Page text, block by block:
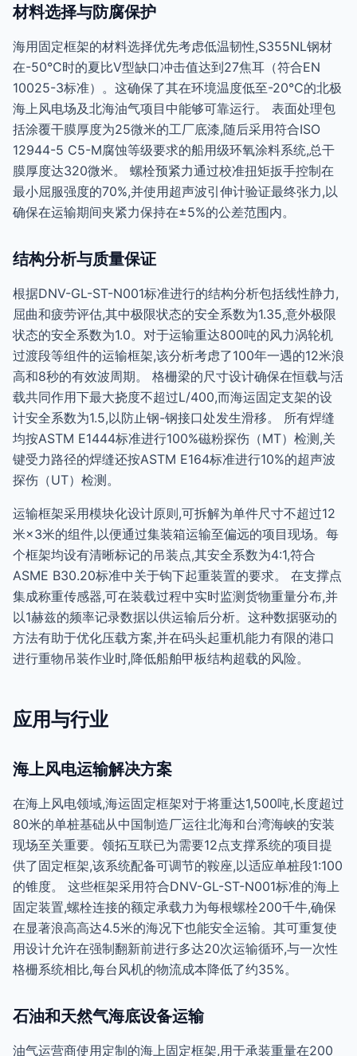
材料选择与防腐保护
海用固定框架的材料选择优先考虑低温韧性,S355NL钢材
在-50°C时的夏比V型缺口冲击值达到27焦耳（符合EN
10025-3标准）。这确保了其在环境温度低至-20°C的北极
海上风电场及北海油气项目中能够可靠运行。 表面处理包
括涂覆干膜厚度为25微米的工厂底漆,随后采用符合ISO
12944-5 C5-M腐蚀等级要求的船用级环氧涂料系统,总干
膜厚度达320微米。 螺栓预紧力通过校准扭矩扳手控制在
最小屈服强度的70%,并使用超声波引伸计验证最终张力,以
确保在运输期间夹紧力保持在±5%的公差范围内。
结构分析与质量保证
根据DNV-GL-ST-N001标准进行的结构分析包括线性静力,
屈曲和疲劳评估,其中极限状态的安全系数为1.35,意外极限
状态的安全系数为1.0。对于运输重达800吨的风力涡轮机
过渡段等组件的运输框架,该分析考虑了100年一遇的12米浪
高和8秒的有效波周期。 格栅梁的尺寸设计确保在恒载与活
载共同作用下最大挠度不超过L/400,而海运固定支架的设
计安全系数为1.5,以防止钢-钢接口处发生滑移。 所有焊缝
均按ASTM E1444标准进行100%磁粉探伤（MT）检测,关
键受力路径的焊缝还按ASTM E164标准进行10%的超声波
探伤（UT）检测。
运输框架采用模块化设计原则,可拆解为单件尺寸不超过12
米×3米的组件,以便通过集装箱运输至偏远的项目现场。每
个框架均设有清晰标记的吊装点,其安全系数为4:1,符合
ASME B30.20标准中关于钩下起重装置的要求。 在支撑点
集成称重传感器,可在装载过程中实时监测货物重量分布,并
以1赫兹的频率记录数据以供运输后分析。这种数据驱动的
方法有助于优化压载方案,并在码头起重机能力有限的港口
进行重物吊装作业时,降低船舶甲板结构超载的风险。
应用与行业
海上风电运输解决方案
在海上风电领域,海运固定框架对于将重达1,500吨,长度超过
80米的单桩基础从中国制造厂运往北海和台湾海峡的安装
现场至关重要。领拓互联已为需要12点支撑系统的项目提
供了固定框架,该系统配备可调节的鞍座,以适应单桩段1:100
的锥度。 这些框架采用符合DNV-GL-ST-N001标准的海上
固定装置,螺栓连接的额定承载力为每根螺栓200千牛,确保
在显著浪高高达4.5米的海况下也能安全运输。其可重复使
用设计允许在强制翻新前进行多达20次运输循环,与一次性
格栅系统相比,每台风机的物流成本降低了约35%。
石油和天然气海底设备运输
油气运营商使用定制的海上固定框架,用于承装重量在200